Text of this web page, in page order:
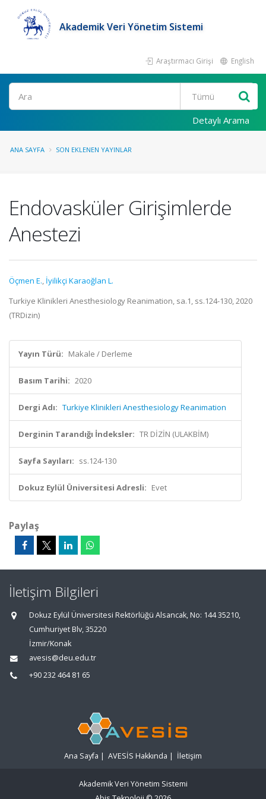
Akademik Veri Yönetim Sistemi
Araştırmacı Girişi English
Ara
Detaylı Arama
ANA SAYFA SON EKLENEN YAYINLAR
Endovasküler Girişimlerde
Anestezi
Öçmen E., İyilikçi Karaoğlan L.
Turkiye Klinikleri Anesthesiology Reanimation, sa.1, ss.124-130, 2020
(TRDizin)
Yayın Türü: Makale / Derleme
Basım Tarihi: 2020
Dergi Adı: Turkiye Klinikleri Anesthesiology Reanimation
Derginin Tarandığı İndeksler: TR DİZİN (ULAKBİM)
Sayfa Sayıları: ss.124-130
Dokuz Eylül Üniversitesi Adresli: Evet
Paylaş
İletişim Bilgileri
Dokuz Eylül Üniversitesi Rektörlüğü Alsancak, No: 144 35210,
Cumhuriyet Blv, 35220
İzmir/Konak
avesis@deu.edu.tr
+90 232 464 81 65
Ana Sayfa | AVESİS Hakkında | İletişim
Akademik Veri Yönetim Sistemi